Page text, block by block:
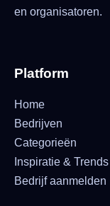
en organisatoren.
Platform
Home
Bedrijven
Categorieën
Inspiratie & Trends
Bedrijf aanmelden